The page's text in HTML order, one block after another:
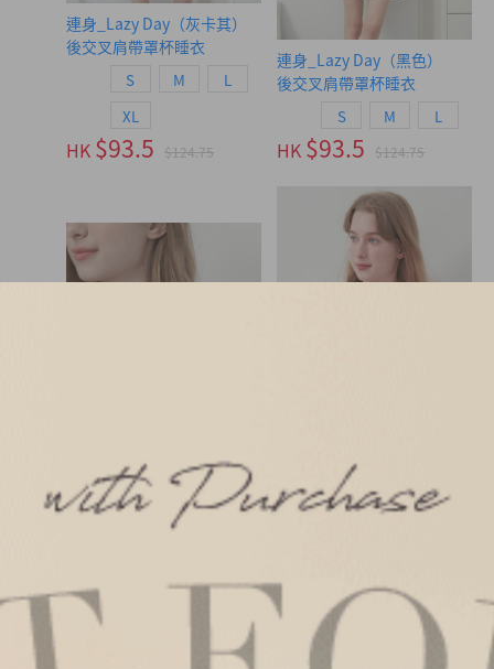
連身_Lazy Day（灰卡其）
後交叉肩帶罩杯睡衣
S M
L
XL
HK $93.5 $124.75
連身_Lazy Day（黑色）
後交叉肩帶罩杯睡衣
S M L
HK $93.5 $124.75
連身_Lazy Day（摩卡棕-摩卡）
M L
$121.75
連身_Lazy Day（晨曦粉-刺繡
XL
HK $121.75 $162.25